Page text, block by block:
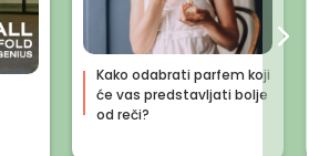
Kako odabrati parfem koji
će vas predstavljati bolje
od reči?